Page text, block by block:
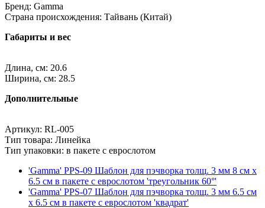
Бренд: Gamma
Страна происхождения: Тайвань (Китай)
Габариты и вес
Длина, см: 20.6
Ширина, см: 28.5
Дополнительные
Артикул: RL-005
Тип товара: Линейка
Тип упаковки: в пакете с еврослотом
'Gamma' PPS-09 Шаблон для пэчворка толщ. 3 мм 8 см х
6.5 см в пакете с еврослотом 'треугольник 60°'
'Gamma' PPS-07 Шаблон для пэчворка толщ. 3 мм 6.5 см
х 6.5 см в пакете с еврослотом 'квадрат'